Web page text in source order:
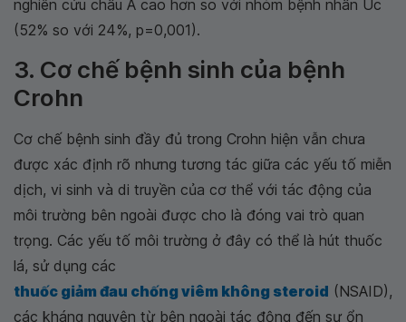
nghiên cứu châu Á cao hơn so với nhóm bệnh nhân Úc
(52% so với 24%, p=0,001).
3. Cơ chế bệnh sinh của bệnh
Crohn
Cơ chế bệnh sinh đầy đủ trong Crohn hiện vẫn chưa
được xác định rõ nhưng tương tác giữa các yếu tố miễn
dịch, vi sinh và di truyền của cơ thể với tác động của
môi trường bên ngoài được cho là đóng vai trò quan
trọng. Các yếu tố môi trường ở đây có thể là hút thuốc
lá, sử dụng các
thuốc giảm đau chống viêm không steroid (NSAID),
các kháng nguyên từ bên ngoài tác động đến sự ổn